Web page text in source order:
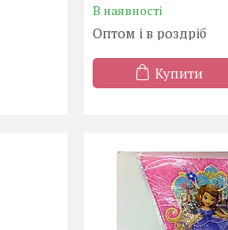
В наявності
Оптом і в роздріб
Купити